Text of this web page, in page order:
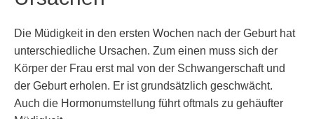
Die Müdigkeit in den ersten Wochen nach der Geburt hat
unterschiedliche Ursachen. Zum einen muss sich der
Körper der Frau erst mal von der Schwangerschaft und
der Geburt erholen. Er ist grundsätzlich geschwächt.
Auch die Hormonumstellung führt oftmals zu gehäufter